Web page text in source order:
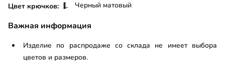
Цвет крючков: Черный матовый
Важная информация
Изделие по распродаже со склада не имеет выбора
цветов и размеров.